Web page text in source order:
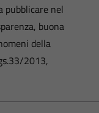
pubblicare nel
buona
della
2013,